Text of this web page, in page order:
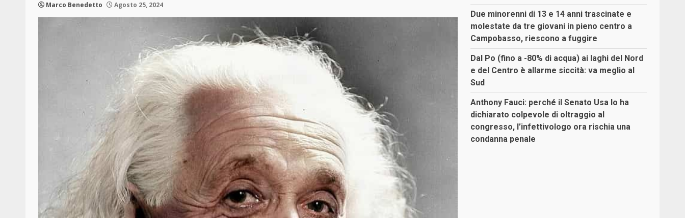
Marco Benedetto Agosto 25, 2024
Due minorenni di 13 e 14 anni trascinate e
molestate da tre giovani in pieno centro a
Campobasso, riescono a fuggire
Dal Po (fino a -80% di acqua) ai laghi del Nord
e del Centro è allarme siccità: va meglio al
Sud
Anthony Fauci: perché il Senato Usa lo ha
dichiarato colpevole di oltraggio al
congresso, l’infettivologo ora rischia una
condanna penale